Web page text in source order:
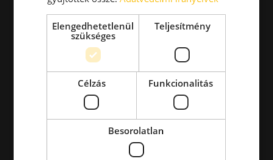
Elengedhetetlenül
szükséges
Teljesítmény
Célzás Funkcionalitás
Besorolatlan